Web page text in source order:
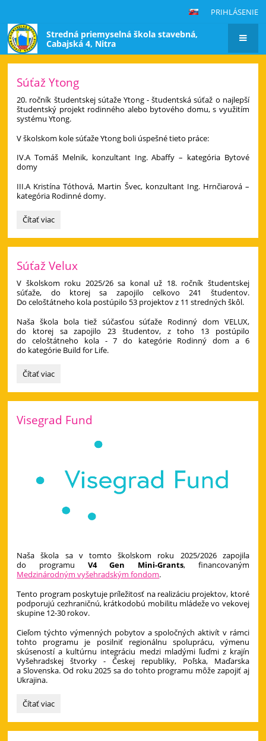
PRIHLÁSENIE
Stredná priemyselná škola stavebná,
Cabajská 4, Nitra
stránka
Súťaž Ytong
20. ročník študentskej sútaže Ytong - študentská súťaž o najlepší
študentský projekt rodinného alebo bytového domu, s využitím
systému Ytong.
V školskom kole súťaže Ytong boli úspešné tieto práce:
IV.A Tomáš Melnik, konzultant Ing. Abaffy – kategória Bytové
domy
III.A Kristína Tóthová, Martin Švec, konzultant Ing. Hrnčiarová –
kategória Rodinné domy.
Súťaž
Čítať viac
Súťaž Velux
V školskom roku 2025/26 sa konal už 18. ročník študentskej
súťaže, do ktorej sa zapojilo celkovo 241 študentov.
Do celoštátneho kola postúpilo 53 projektov z 11 stredných škôl.
Naša škola bola tiež súčasťou súťaže Rodinný dom VELUX,
do ktorej sa zapojilo 23 študentov, z toho 13 postúpilo
do celoštátneho kola - 7 do kategórie Rodinný dom a 6
do kategórie Build for Life.
Súťaž
Čítať viac
Visegrad Fund
Naša škola sa v tomto školskom roku 2025/2026 zapojila
do programu V4 Gen Mini-Grants, financovaným
Medzinárodným vyšehradským fondom.
Tento program poskytuje príležitosť na realizáciu projektov, ktoré
podporujú cezhraničnú, krátkodobú mobilitu mládeže vo vekovej
skupine 12-30 rokov.
Cieľom týchto výmenných pobytov a spoločných aktivít v rámci
tohto programu je posilniť regionálnu spoluprácu, výmenu
skúseností a kultúrnu integráciu medzi mladými ľuďmi z krajín
Vyšehradskej štvorky - Českej republiky, Poľska, Maďarska
a Slovenska. Od roku 2025 sa do tohto programu môže zapojiť aj
Ukrajina.
Visegrad
Čítať viac